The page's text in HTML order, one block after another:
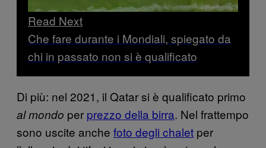
Read Next
Che fare durante i Mondiali, spiegato da
chi in passato non si è qualificato
Di più: nel 2021, il Qatar si è qualificato primo
al mondo per prezzo della birra. Nel frattempo
sono uscite anche foto degli chalet per